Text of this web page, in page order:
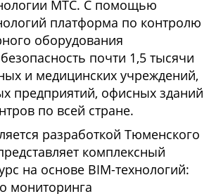
МТС. С помощью
платформа по контролю
оборудования
почти 1,5 тысячи
и медицинских учреждений,
предприятий, офисных зданий
по всей стране.
разработкой Тюменского
комплексный
на основе BIM-технологий:
мониторинга